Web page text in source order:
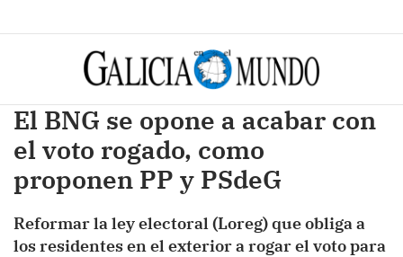
El BNG se opone a acabar con
el voto rogado, como
proponen PP y PSdeG
Reformar la ley electoral (Loreg) que obliga a
los residentes en el exterior a rogar el voto para